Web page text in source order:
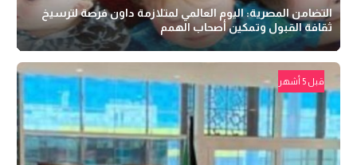
التضامن المصرية: اليوم العالمي لمتلازمة داون فرصة لترسيخ
ثقافة القبول وتمكين أصحاب الهمم
قبل 5 أشهر